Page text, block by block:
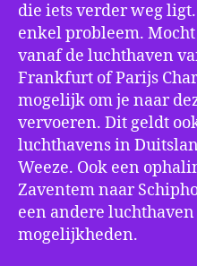
die iets verder weg
enkel probleem.
vanaf de luchthaven
Frankfurt of Parijs
mogelijk om je naar
vervoeren. Dit geldt
luchthavens in
Weeze. Ook een
Zaventem naar
een andere
mogelijkheden.